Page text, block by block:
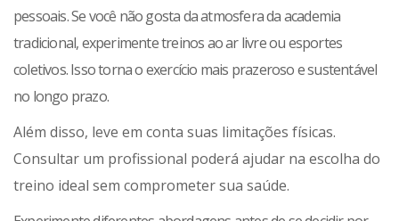
pessoais. Se você não gosta da atmosfera da academia
tradicional, experimente treinos ao ar livre ou esportes
coletivos. Isso torna o exercício mais prazeroso e sustentável
no longo prazo.
Além disso, leve em conta suas limitações físicas.
Consultar um profissional poderá ajudar na escolha do
treino ideal sem comprometer sua saúde.